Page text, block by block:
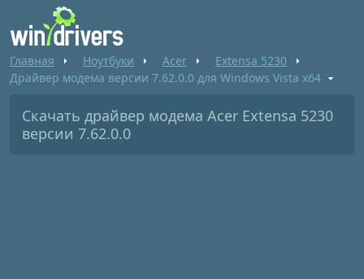
Главная Ноутбуки Acer
Extensa 5230
Драйвер модема версии 7.62.0.0 для Windows Vista x64
Скачать драйвер модема Acer Extensa 5230
версии 7.62.0.0